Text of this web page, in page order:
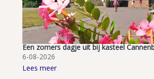
Een zomers dagje uit bij kasteel
6-08-2026
Lees meer